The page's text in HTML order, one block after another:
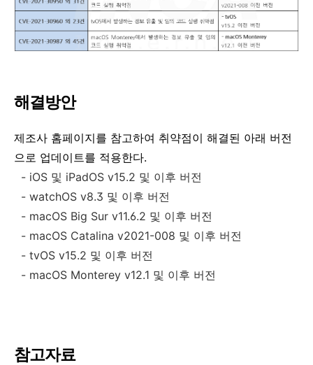
해결방안
제조사 홈페이지를 참고하여 취약점이 해결된 아래 버전
으로 업데이트를 적용한다.
- iOS 및 iPadOS v15.2 및 이후 버전
- watchOS v8.3 및 이후 버전
- macOS Big Sur v11.6.2 및 이후 버전
- macOS Catalina v2021-008 및 이후 버전
- tvOS v15.2 및 이후 버전
- macOS Monterey v12.1 및 이후 버전
참고자료